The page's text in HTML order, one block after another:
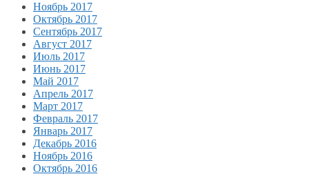
Ноябрь 2017
Октябрь 2017
Сентябрь 2017
Август 2017
Июль 2017
Июнь 2017
Май 2017
Апрель 2017
Март 2017
Февраль 2017
Январь 2017
Декабрь 2016
Ноябрь 2016
Октябрь 2016